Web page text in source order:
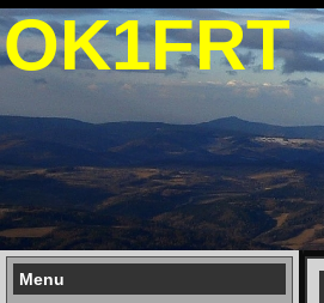
OK1FRT
Menu